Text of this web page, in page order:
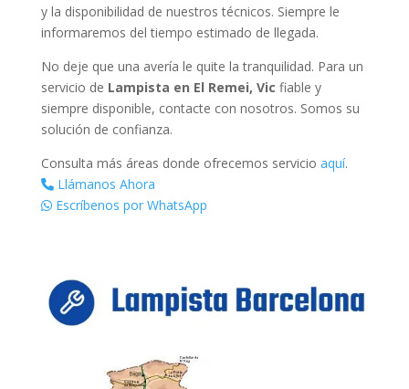
y la disponibilidad de nuestros técnicos. Siempre le
informaremos del tiempo estimado de llegada.
No deje que una avería le quite la tranquilidad. Para un
servicio de Lampista en El Remei, Vic fiable y
siempre disponible, contacte con nosotros. Somos su
solución de confianza.
Consulta más áreas donde ofrecemos servicio aquí.
Llámanos Ahora
Escríbenos por WhatsApp